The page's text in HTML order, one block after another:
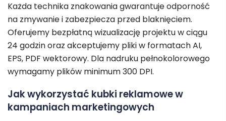
Każda technika znakowania gwarantuje odporność
na zmywanie i zabezpiecza przed blaknięciem.
Oferujemy bezpłatną wizualizację projektu w ciągu
24 godzin oraz akceptujemy pliki w formatach AI,
EPS, PDF wektorowy. Dla nadruku pełnokolorowego
wymagamy plików minimum 300 DPI.
Jak wykorzystać kubki reklamowe w
kampaniach marketingowych